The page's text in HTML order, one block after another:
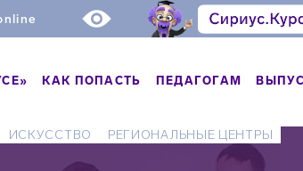
КАК ПОПАСТЬ ПЕДАГОГАМ
ИСКУССТВО РЕГИОНАЛЬНЫЕ ЦЕНТРЫ